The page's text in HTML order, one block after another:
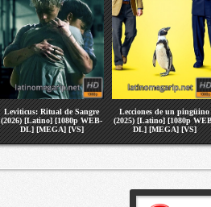
Leviticus: Ritual de Sangre
(2026) [Latino] [1080p WEB-
DL] [MEGA] [VS]
Lecciones de un pingüino
(2025) [Latino] [1080p
DL] [MEGA] [VS]